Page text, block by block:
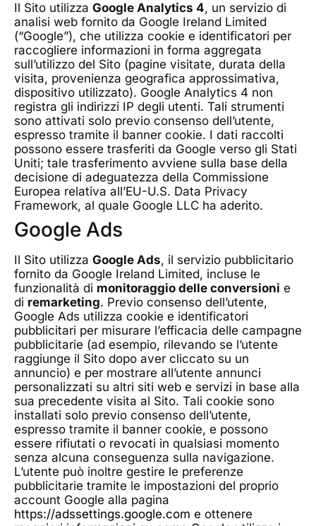
Il Sito utilizza Google Analytics 4, un servizio di
analisi web fornito da Google Ireland Limited
(“Google”), che utilizza cookie e identificatori per
raccogliere informazioni in forma aggregata
sull’utilizzo del Sito (pagine visitate, durata della
visita, provenienza geografica approssimativa,
dispositivo utilizzato). Google Analytics 4 non
registra gli indirizzi IP degli utenti. Tali strumenti
sono attivati solo previo consenso dell’utente,
espresso tramite il banner cookie. I dati raccolti
possono essere trasferiti da Google verso gli Stati
Uniti; tale trasferimento avviene sulla base della
decisione di adeguatezza della Commissione
Europea relativa all’EU-U.S. Data Privacy
Framework, al quale Google LLC ha aderito.
Google Ads
Il Sito utilizza Google Ads, il servizio pubblicitario
fornito da Google Ireland Limited, incluse le
funzionalità di monitoraggio delle conversioni e
di remarketing. Previo consenso dell’utente,
Google Ads utilizza cookie e identificatori
pubblicitari per misurare l’efficacia delle campagne
pubblicitarie (ad esempio, rilevando se l’utente
raggiunge il Sito dopo aver cliccato su un
annuncio) e per mostrare all’utente annunci
personalizzati su altri siti web e servizi in base alla
sua precedente visita al Sito. Tali cookie sono
installati solo previo consenso dell’utente,
espresso tramite il banner cookie, e possono
essere rifiutati o revocati in qualsiasi momento
senza alcuna conseguenza sulla navigazione.
L’utente può inoltre gestire le preferenze
pubblicitarie tramite le impostazioni del proprio
account Google alla pagina
https://adssettings.google.com e ottenere